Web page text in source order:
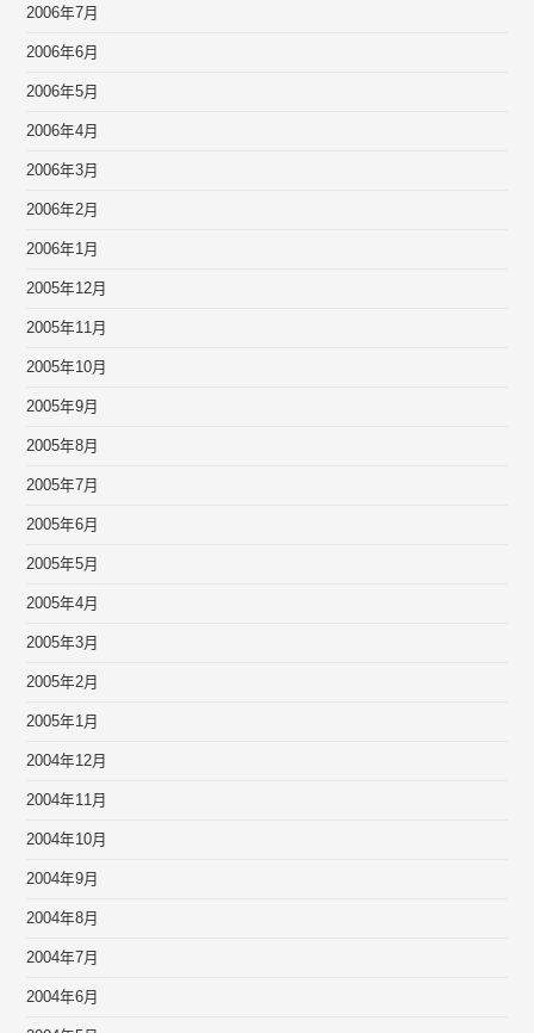
2006年7月
2006年6月
2006年5月
2006年4月
2006年3月
2006年2月
2006年1月
2005年12月
2005年11月
2005年10月
2005年9月
2005年8月
2005年7月
2005年6月
2005年5月
2005年4月
2005年3月
2005年2月
2005年1月
2004年12月
2004年11月
2004年10月
2004年9月
2004年8月
2004年7月
2004年6月